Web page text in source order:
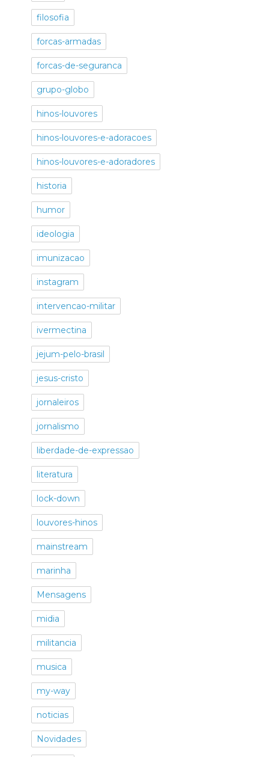
filosofia
forcas-armadas
forcas-de-seguranca
grupo-globo
hinos-louvores
hinos-louvores-e-adoracoes
hinos-louvores-e-adoradores
historia
humor
ideologia
imunizacao
instagram
intervencao-militar
ivermectina
jejum-pelo-brasil
jesus-cristo
jornaleiros
jornalismo
liberdade-de-expressao
literatura
lock-down
louvores-hinos
mainstream
marinha
Mensagens
midia
militancia
musica
my-way
noticias
Novidades